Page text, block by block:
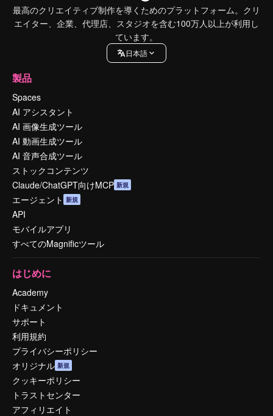
最高のクリエイティブ制作を導くためのプラットフォーム。クリ
エイター、企業、代理店、スタジオを含む100万人以上が利用し
ています。
日本語
製品
Spaces
AI アシスタント
AI 画像生成ツール
AI 動画生成ツール
AI 音声合成ツール
ストックコンテンツ
Claude/ChatGPT向けMCP 新規
エージェント 新規
API
モバイルアプリ
すべてのMagnificツール
はじめに
Academy
ドキュメント
サポート
利用規約
プライバシーポリシー
オリジナル 新規
クッキーポリシー
トラストセンター
アフィリエイト